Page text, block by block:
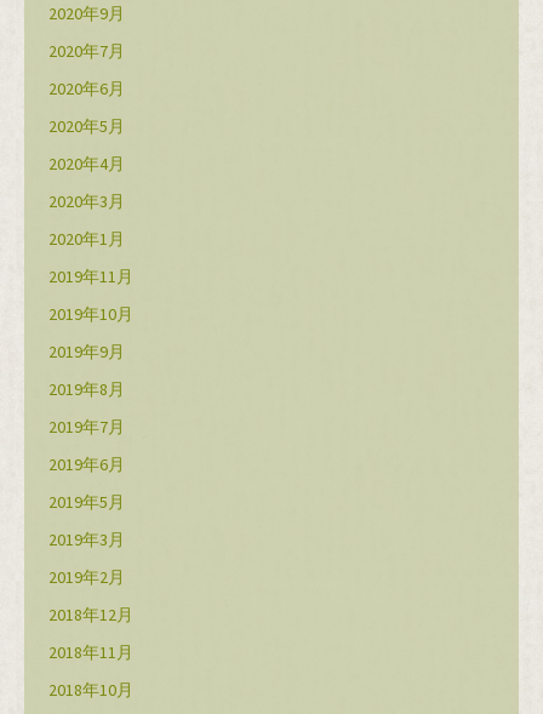
2020年9月
2020年7月
2020年6月
2020年5月
2020年4月
2020年3月
2020年1月
2019年11月
2019年10月
2019年9月
2019年8月
2019年7月
2019年6月
2019年5月
2019年3月
2019年2月
2018年12月
2018年11月
2018年10月